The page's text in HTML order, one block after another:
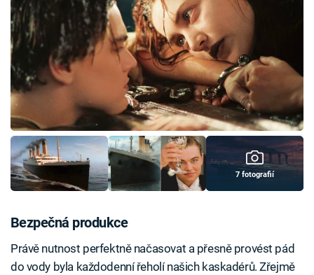
7 fotografií
Bezpečná produkce
Právě nutnost perfektně načasovat a přesně provést pád
do vody byla každodenní řeholí našich kaskadérů. Zřejmě